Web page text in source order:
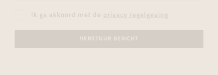
Ik ga akkoord met de privacy regelgeving
VERSTUUR BERICHT